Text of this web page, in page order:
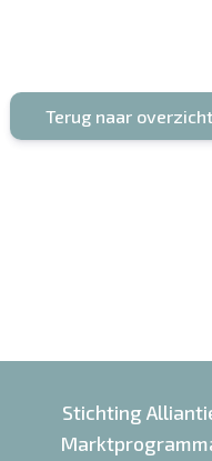
Terug naar
Stichting